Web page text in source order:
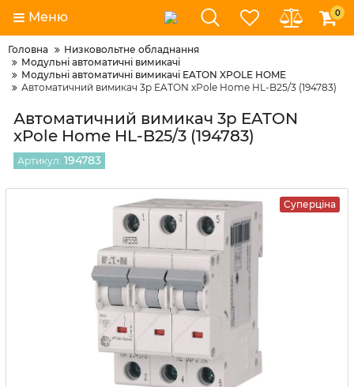
Меню 0
Головна
Низковольтне обладнання
Модульні автоматичні вимикачі
Модульні автоматичні вимикачі EATON XPOLE HOME
Автоматичний вимикач 3p EATON xPole Home HL-B25/3 (194783)
Автоматичний вимикач 3p EATON
xPole Home HL-B25/3 (194783)
Артикул: 194783
Суперціна